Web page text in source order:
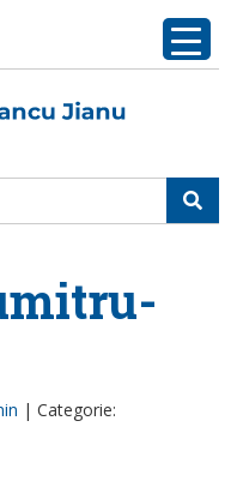
| Categorie: